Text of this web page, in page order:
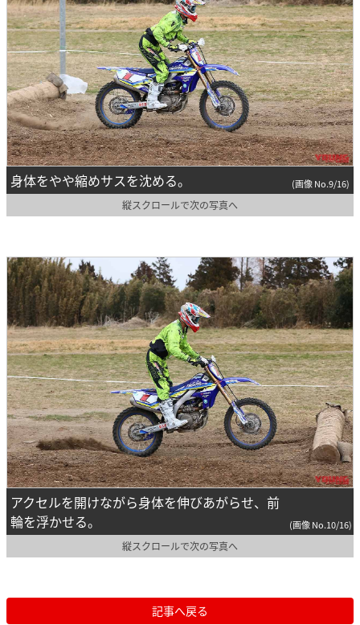
身体をやや縮めサスを沈める。 (画像 No.9/16)
縦スクロールで次の写真へ
アクセルを開けながら身体を伸びあがらせ、前
輪を浮かせる。
(画像 No.10/16)
縦スクロールで次の写真へ
記事へ戻る